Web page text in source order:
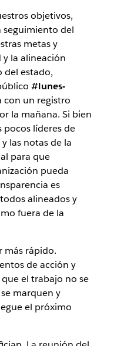
objetivos,
seguimiento del
metas y
la alineación
del estado,
#lunes-
con un registro
la mañana. Si bien
pocos líderes de
las notas de la
para que
pueda
es
alineados y
fuera de la
más rápido.
de acción y
el trabajo no se
marquen y
el próximo